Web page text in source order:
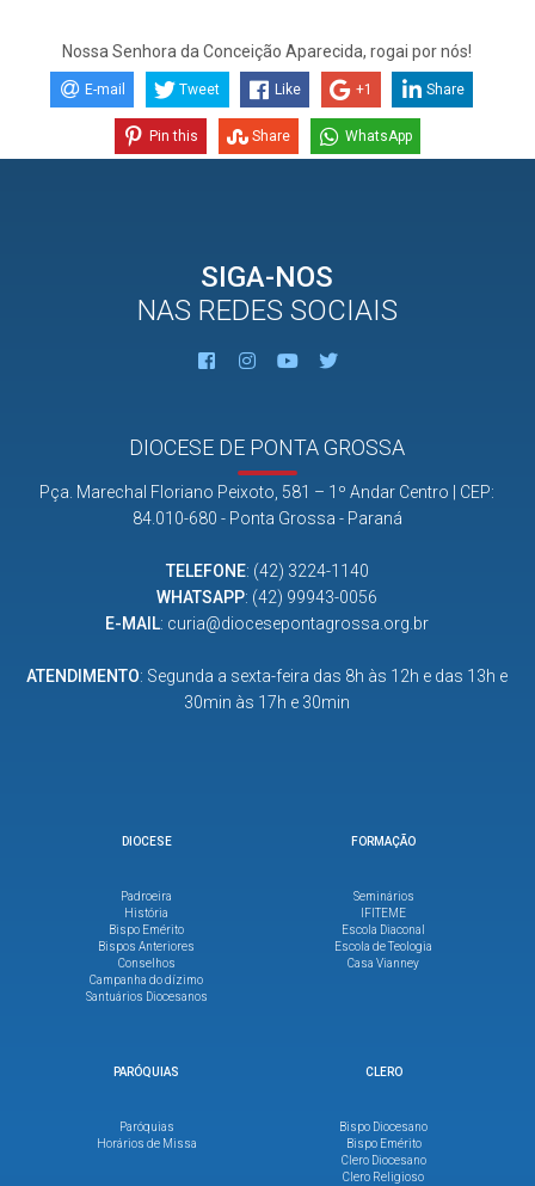
Nossa Senhora da Conceição Aparecida, rogai por nós!
E-mail Tweet Like +1 Share
Pin this Share WhatsApp
SIGA-NOS
NAS REDES SOCIAIS
DIOCESE DE PONTA GROSSA
Pça. Marechal Floriano Peixoto, 581 – 1º Andar Centro | CEP:
84.010-680 - Ponta Grossa - Paraná
TELEFONE: (42) 3224-1140
WHATSAPP: (42) 99943-0056
E-MAIL: curia@diocesepontagrossa.org.br
ATENDIMENTO: Segunda a sexta-feira das 8h às 12h e das 13h e
30min às 17h e 30min
DIOCESE
Padroeira
História
Bispo Emérito
Bispos Anteriores
Conselhos
Campanha do dízimo
Santuários Diocesanos
FORMAÇÃO
Seminários
IFITEME
Escola Diaconal
Escola de Teologia
Casa Vianney
PARÓQUIAS
Paróquias
Horários de Missa
CLERO
Bispo Diocesano
Bispo Emérito
Clero Diocesano
Clero Religioso